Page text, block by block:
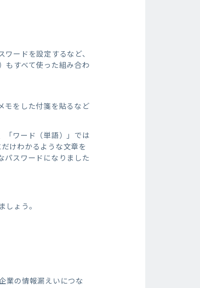
ードを設定するなど、
もすべて使った組み合わ
モをした付箋を貼るなど
「ワード（単語）」では
けわかるような文章を
パスワードになりました
ょう。
業の情報漏えいにつな